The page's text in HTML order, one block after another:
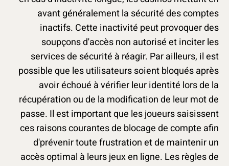
avant généralement la sécurité des comptes
inactifs. Cette inactivité peut provoquer des
soupçons d'accès non autorisé et inciter les
services de sécurité à réagir. Par ailleurs, il est
possible que les utilisateurs soient bloqués après
avoir échoué à vérifier leur identité lors de la
récupération ou de la modification de leur mot de
passe. Il est important que les joueurs saisissent
ces raisons courantes de blocage de compte afin
d'prévenir toute frustration et de maintenir un
accès optimal à leurs jeux en ligne. Les règles de